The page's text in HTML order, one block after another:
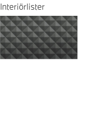
Interiörlister